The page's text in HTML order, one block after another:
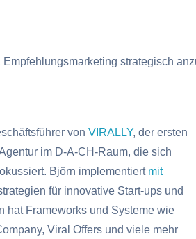
strategisch
von VIRALLY, der ersten
im D-A-CH-Raum, die sich
Björn implementiert mit
für innovative Start-ups und
hat Frameworks und Systeme wie
Viral Offers und viele mehr